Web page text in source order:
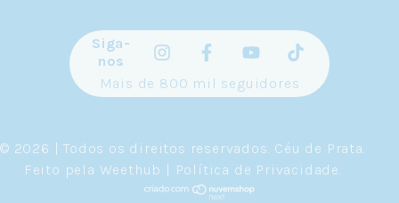
Siga-
nos
Mais de 800 mil seguidores
© 2026 | Todos os direitos reservados. Céu de Prata
Feito pela Weethub | Política de Privacidade